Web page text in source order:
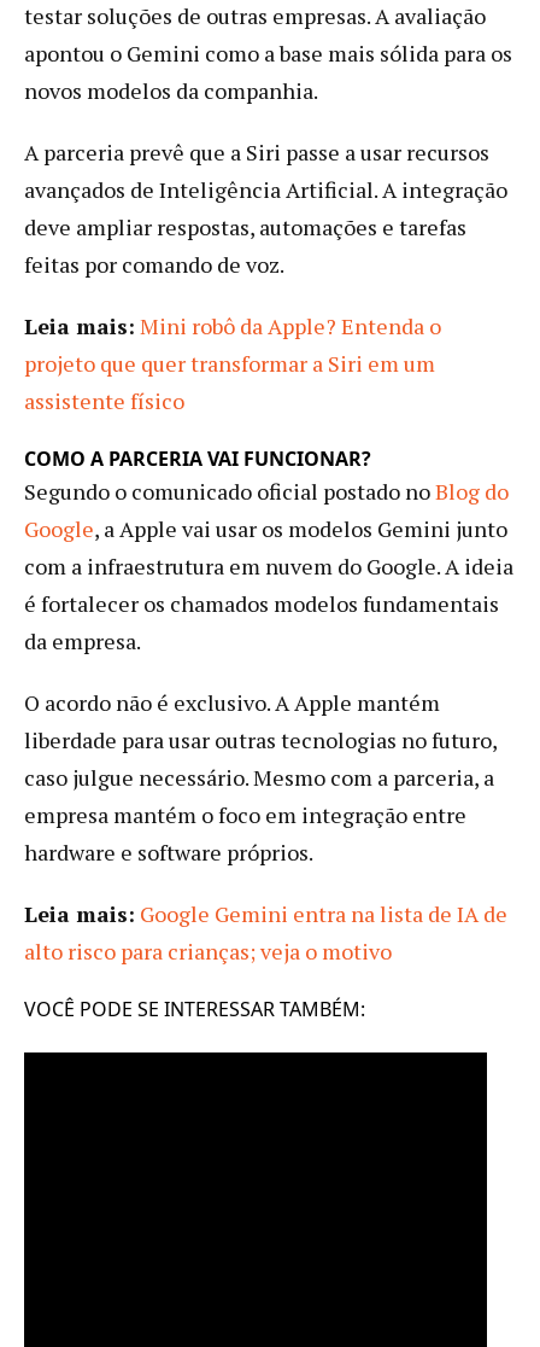
testar soluções de outras empresas. A avaliação
apontou o Gemini como a base mais sólida para os
novos modelos da companhia.
A parceria prevê que a Siri passe a usar recursos
avançados de Inteligência Artificial. A integração
deve ampliar respostas, automações e tarefas
feitas por comando de voz.
Leia mais: Mini robô da Apple? Entenda o
projeto que quer transformar a Siri em um
assistente físico
COMO A PARCERIA VAI FUNCIONAR?
Segundo o comunicado oficial postado noBlog do
Google, a Apple vai usar os modelos Gemini junto
com a infraestrutura em nuvem do Google. A ideia
é fortalecer os chamados modelos fundamentais
da empresa.
O acordo não é exclusivo. A Apple mantém
liberdade para usar outras tecnologias no futuro,
caso julgue necessário. Mesmo com a parceria, a
empresa mantém o foco em integração entre
hardware e software próprios.
Leia mais: Google Gemini entra na lista de IA de
alto risco para crianças; veja o motivo
VOCÊ PODE SE INTERESSAR TAMBÉM: